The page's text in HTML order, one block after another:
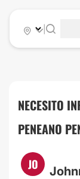
|
NECESITO
PENEANO
JO